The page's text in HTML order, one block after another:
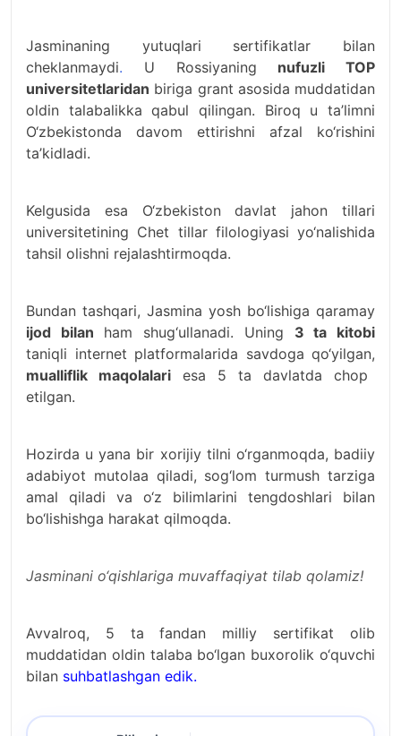
Jasminaning yutuqlari sertifikatlar bilan
cheklanmaydi. U Rossiyaning nufuzli TOP
universitetlaridan biriga grant asosida muddatidan
oldin talabalikka qabul qilingan. Biroq u ta’limni
O‘zbekistonda davom ettirishni afzal ko‘rishini
ta’kidladi.
Kelgusida esa O‘zbekiston davlat jahon tillari
universitetining Chet tillar filologiyasi yo‘nalishida
tahsil olishni rejalashtirmoqda.
Bundan tashqari, Jasmina yosh bo‘lishiga qaramay
ijod bilan ham shug‘ullanadi. Uning 3 ta kitobi
taniqli internet platformalarida savdoga qo‘yilgan,
mualliflik maqolalari esa 5 ta davlatda chop
etilgan.
Hozirda u yana bir xorijiy tilni o‘rganmoqda, badiiy
adabiyot mutolaa qiladi, sog‘lom turmush tarziga
amal qiladi va o‘z bilimlarini tengdoshlari bilan
bo‘lishishga harakat qilmoqda.
Jasminani o‘qishlariga muvaffaqiyat tilab qolamiz!
Avvalroq, 5 ta fandan milliy sertifikat olib
muddatidan oldin talaba bo‘lgan buxorolik o‘quvchi
bilan suhbatlashgan edik.